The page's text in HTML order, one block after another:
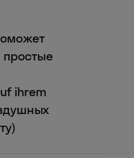
простые
ihrem